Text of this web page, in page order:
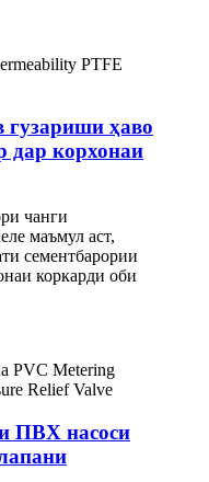
гузариши ҳаво
дар корхонаи
чанги
маъмул аст,
сементбарории
коркарди оби
ПВХ насоси